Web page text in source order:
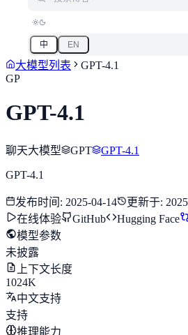
中 EN
大模型列表
GPT-4.1
GP
GPT-4.1
聊天大模型 GPT GPT-4.1
GPT-4.1
发布时间 : 2025-04-14 更新于:
在线体验
GitHub Hugging Face
模型参数
未披露
上下文长度
1024K
中文支持
支持
推理能力